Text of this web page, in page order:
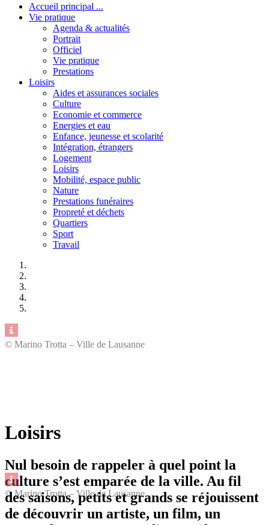
Accueil principal ...
Vie pratique
Agenda & actualités
Portrait
Officiel
Vie pratique
Prestations
Loisirs
Aides et assurances sociales
Culture
Economie et commerce
Energies et eau
Enfance, jeunesse et scolarité
Intégration, étrangers
Logement
Loisirs
Mobilité, espace public
Nature
Prestations funéraires
Propreté et déchets
Quartiers
Sport
Travail
© Marino Trotta – Ville de Lausanne
© Marino Trotta – Ville de Lausanne
Loisirs
Nul besoin de rappeler à quel point la
culture s’est emparée de la ville. Au fil
des saisons, petits et grands se réjouissent
de découvrir un artiste, un film, un